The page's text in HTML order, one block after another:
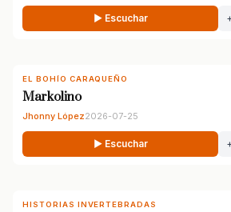
▶ Escuchar
EL BOHÍO CARAQUEÑO
Markolino
Jhonny López2026-07-25
▶ Escuchar
HISTORIAS INVERTEBRADAS